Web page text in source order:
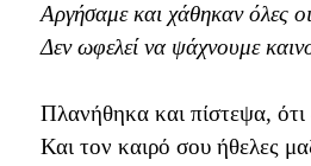
Αργήσαμε και χάθηκαν όλες οι
Δεν ωφελεί να ψάχνουμε
Πλανήθηκα και πίστεψα,
Και τον καιρό σου ήθελες